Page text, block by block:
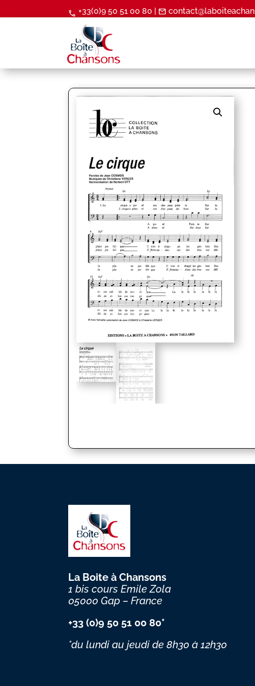
call +33(0)9 50 51 00 80 | mail
La Boite à Chansons
1 bis cours Emile Zola
05000 Gap – France
+33 (0)9 50 51 00 80*
*du lundi au jeudide 8h30 à 12h30